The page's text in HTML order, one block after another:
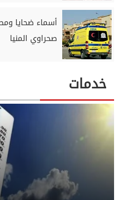
أسماء ضحايا
صحراوي المنيا
خدمات